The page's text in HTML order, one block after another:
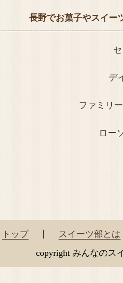
長野でお菓子やスイー
デ
ファミリ
ロー
トップ スイーツ部とは
copyright みんなのス